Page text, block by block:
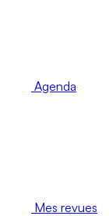
Agenda
Mes revues